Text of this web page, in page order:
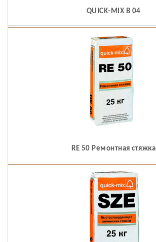
QUICK-MIX B 04
RE 50 Ремонтная стяжка